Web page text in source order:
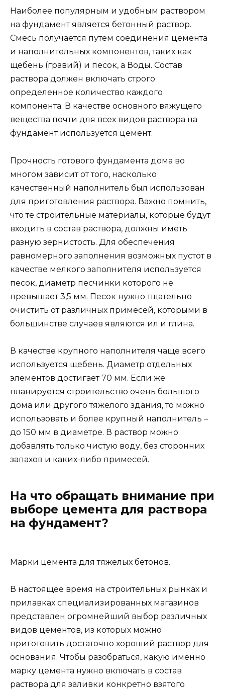
Наиболее популярным и удобным раствором
на фундамент является бетонный раствор.
Смесь получается путем соединения цемента
и наполнительных компонентов, таких как
щебень (гравий) и песок, а Воды. Состав
раствора должен включать строго
определенное количество каждого
компонента. В качестве основного вяжущего
вещества почти для всех видов раствора на
фундамент используется цемент.
Прочность готового фундамента дома во
многом зависит от того, насколько
качественный наполнитель был использован
для приготовления раствора. Важно помнить,
что те строительные материалы, которые будут
входить в состав раствора, должны иметь
разную зернистость. Для обеспечения
равномерного заполнения возможных пустот в
качестве мелкого заполнителя используется
песок, диаметр песчинки которого не
превышает 3,5 мм. Песок нужно тщательно
очистить от различных примесей, которыми в
большинстве случаев являются ил и глина.
В качестве крупного наполнителя чаще всего
используется щебень. Диаметр отдельных
элементов достигает 70 мм. Если же
планируется строительство очень большого
дома или другого тяжелого здания, то можно
использовать и более крупный наполнитель –
до 150 мм в диаметре. В раствор можно
добавлять только чистую воду, без сторонних
запахов и каких-либо примесей.
На что обращать внимание при
выборе цемента для раствора
на фундамент?
Марки цемента для тяжелых бетонов.
В настоящее время на строительных рынках и
прилавках специализированных магазинов
представлен огромнейший выбор различных
видов цементов, из которых можно
приготовить достаточно хороший раствор для
основания. Чтобы разобраться, какую именно
марку цемента нужно включать в состав
раствора для заливки конкретно взятого